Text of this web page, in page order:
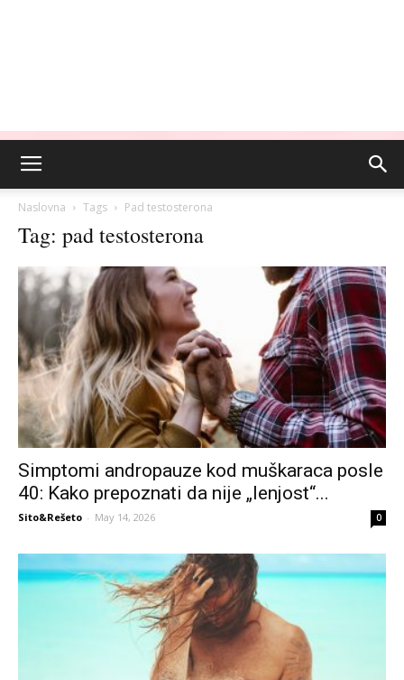
Naslovna Tags Pad testosterona
Tag: pad testosterona
Simptomi andropauze kod muškaraca posle
40: Kako prepoznati da nije „lenjost“...
Sito&Rešeto - May 14, 2026 0